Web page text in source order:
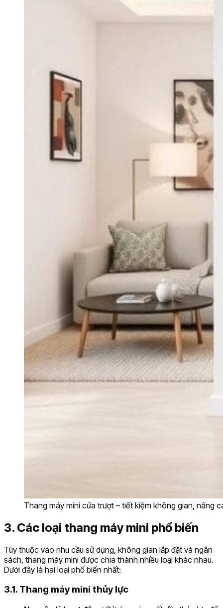
Thang máy mini cửa trượt – tiết kiệm không gian, nâng
3. Các loại thang máy mini phổ biến
Tùy thuộc vào nhu cầu sử dụng, không gian lắp đặt và ngân
sách, thang máy mini được chia thành nhiều loại khác nhau.
Dưới đây là hai loại phổ biến nhất:
3.1. Thang máy mini thủy lực